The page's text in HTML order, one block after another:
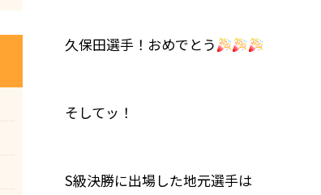
久保田選手！おめでとう
そしてッ！
S級決勝に出場した地元選手は